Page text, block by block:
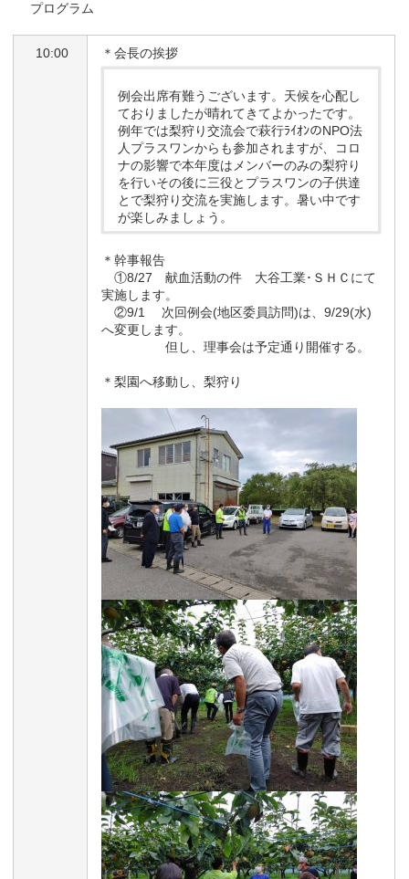
プログラム
10:00 ＊会長の挨拶
例会出席有難うございます。天候を心配し
ておりましたが晴れてきてよかったです。
例年では梨狩り交流会で萩行ﾗｲｵﾝのNPO法
人プラスワンからも参加されますが、コロ
ナの影響で本年度はメンバーのみの梨狩り
を行いその後に三役とプラスワンの子供達
とで梨狩り交流を実施します。暑い中です
が楽しみましょう。
＊幹事報告
①8/27 献血活動の件 大谷工業･ＳＨＣにて
実施します。
②9/1 次回例会(地区委員訪問)は、9/29(水)
へ変更します。
但し、理事会は予定通り開催する。
＊梨園へ移動し、梨狩り